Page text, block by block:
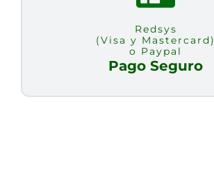
Redsys
(Visa y Mastercard)
o Paypal
Pago Seguro